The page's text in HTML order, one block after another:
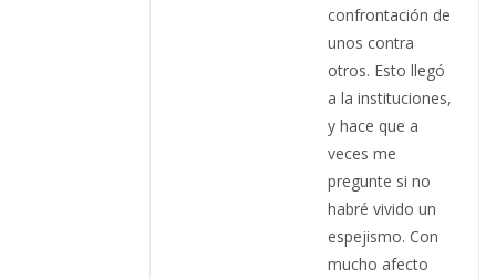
confrontación de
unos contra
otros. Esto llegó
a la instituciones,
y hace que a
veces me
pregunte si no
habré vivido un
espejismo. Con
mucho afecto